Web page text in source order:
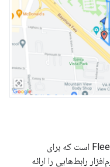
ردیابی ناوگان یکی از ویژگی‌های Fleet Engine است که برای
رابط‌هایی را ارائه